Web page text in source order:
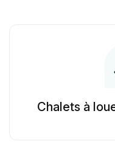
Chalets à